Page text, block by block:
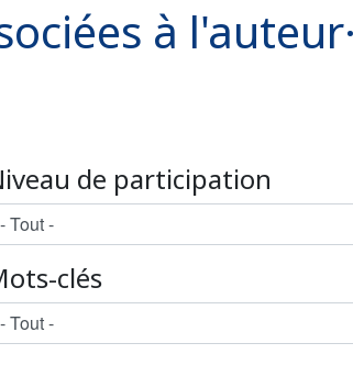
à
de participation
clés